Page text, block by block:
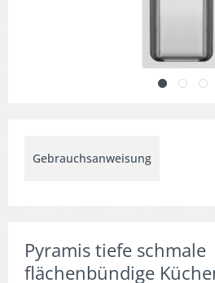
Gebrauchsanweisung
Pyramis tiefe schmale
flächenbündige